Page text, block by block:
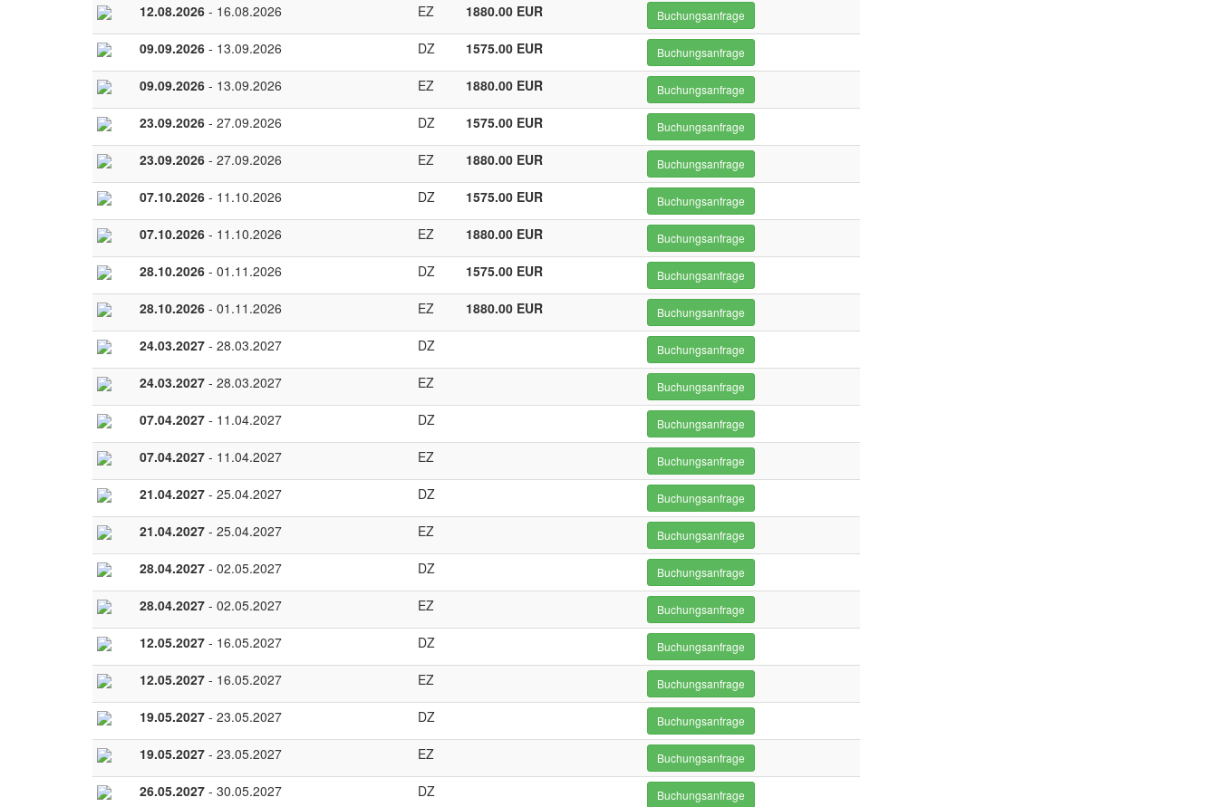
12.08.2026 - 16.08.2026 EZ 1880.00 EUR Buchungsanfrage
09.09.2026 - 13.09.2026 DZ 1575.00 EUR Buchungsanfrage
09.09.2026 - 13.09.2026 EZ 1880.00 EUR Buchungsanfrage
23.09.2026 - 27.09.2026 DZ 1575.00 EUR Buchungsanfrage
23.09.2026 - 27.09.2026 EZ 1880.00 EUR Buchungsanfrage
07.10.2026 - 11.10.2026 DZ 1575.00 EUR Buchungsanfrage
07.10.2026 - 11.10.2026 EZ 1880.00 EUR Buchungsanfrage
28.10.2026 - 01.11.2026 DZ 1575.00 EUR Buchungsanfrage
28.10.2026 - 01.11.2026 EZ 1880.00 EUR Buchungsanfrage
24.03.2027 - 28.03.2027 DZ Buchungsanfrage
24.03.2027 - 28.03.2027 EZ Buchungsanfrage
07.04.2027 - 11.04.2027 DZ Buchungsanfrage
07.04.2027 - 11.04.2027 EZ Buchungsanfrage
21.04.2027 - 25.04.2027 DZ Buchungsanfrage
21.04.2027 - 25.04.2027 EZ Buchungsanfrage
28.04.2027 - 02.05.2027 DZ Buchungsanfrage
28.04.2027 - 02.05.2027 EZ Buchungsanfrage
12.05.2027 - 16.05.2027 DZ Buchungsanfrage
12.05.2027 - 16.05.2027 EZ Buchungsanfrage
19.05.2027 - 23.05.2027 DZ Buchungsanfrage
19.05.2027 - 23.05.2027 EZ Buchungsanfrage
26.05.2027 - 30.05.2027 DZ Buchungsanfrage